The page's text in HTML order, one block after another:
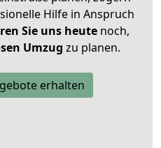
Hilfe in Anspruch
Sie uns heute noch,
Umzug zu planen.
erhalten